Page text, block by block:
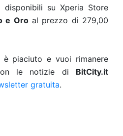
disponibili su Xperia Store
e Oroal prezzo di 279,00
piaciuto e vuoi rimanere
le notizie di BitCity.it
gratuita.